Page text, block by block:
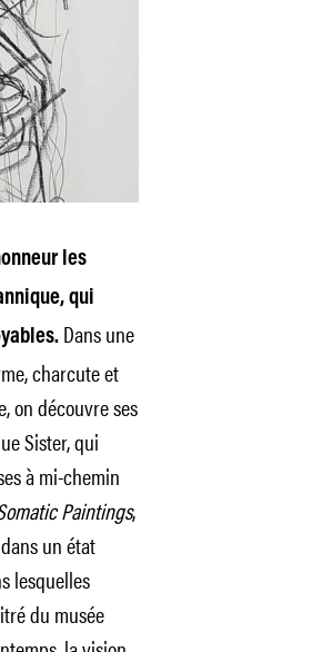
les
qui
Dans une
charcute et
on découvre ses
Sister, qui
à mi-chemin
Paintings,
un état
lesquelles
du musée